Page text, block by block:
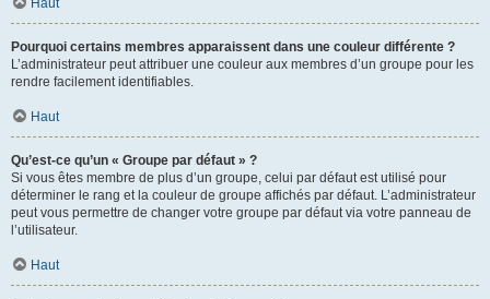
Pourquoi certains membres apparaissent dans une couleur différente ?
L’administrateur peut attribuer une couleur aux membres d’un groupe pour les
rendre facilement identifiables.
Haut
Qu’est-ce qu’un « Groupe par défaut » ?
Si vous êtes membre de plus d’un groupe, celui par défaut est utilisé pour
déterminer le rang et la couleur de groupe affichés par défaut. L’administrateur
peut vous permettre de changer votre groupe par défaut via votre panneau de
l’utilisateur.
Haut